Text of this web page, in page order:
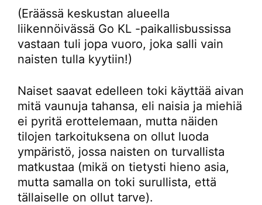
(Eräässä keskustan alueella
liikennöivässä Go KL -paikallisbussissa
vastaan tuli jopa vuoro, joka salli vain
naisten tulla kyytiin!)
Naiset saavat edelleen toki käyttää aivan
mitä vaunuja tahansa, eli naisia ja miehiä
ei pyritä erottelemaan, mutta näiden
tilojen tarkoituksena on ollut luoda
ympäristö, jossa naisten on turvallista
matkustaa (mikä on tietysti hieno asia,
mutta samalla on toki surullista, että
tällaiselle on ollut tarve).